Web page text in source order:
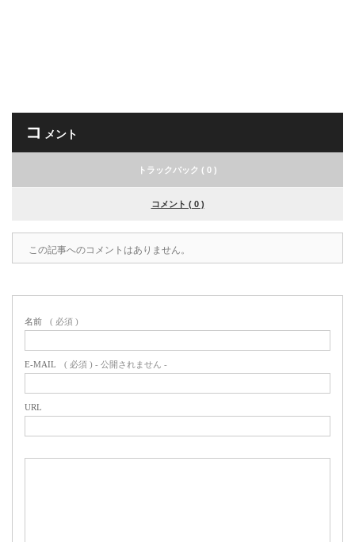
コ メント
トラックバック ( 0 )
コメント ( 0 )
この記事へのコメントはありません。
名前 ( 必須 )
E-MAIL ( 必須 ) - 公開されません -
URL